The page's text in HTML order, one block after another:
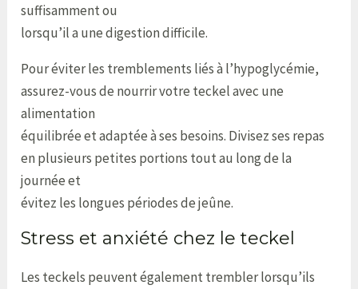
suffisamment ou
lorsqu’il a une digestion difficile.
Pour éviter les tremblements liés à l’hypoglycémie,
assurez-vous de nourrir votre teckel avec une
alimentation
équilibrée et adaptée à ses besoins. Divisez ses repas
en plusieurs petites portions tout au long de la
journée et
évitez les longues périodes de jeûne.
Stress et anxiété chez le teckel
Les teckels peuvent également trembler lorsqu’ils